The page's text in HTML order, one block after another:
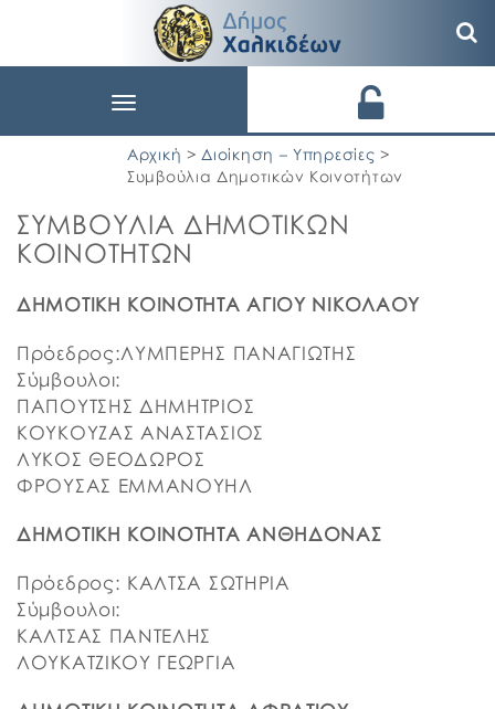
Toggle
Αρχική > Διοίκηση – Υπηρεσίες >
Συμβούλια Δημοτικών Κοινοτήτων
ΣΥΜΒΟΥΛΙΑ ΔΗΜΟΤΙΚΩΝ
ΚΟΙΝΟΤΗΤΩΝ
ΔΗΜΟΤΙΚΗ ΚΟΙΝΟΤΗΤΑ ΑΓΙΟΥ ΝΙΚΟΛΑΟΥ
Πρόεδρος:ΛΥΜΠΕΡΗΣ ΠΑΝΑΓΙΩΤΗΣ
Σύμβουλοι:
ΠΑΠΟΥΤΣΗΣ ΔΗΜΗΤΡΙΟΣ
ΚΟΥΚΟΥΖΑΣ ΑΝΑΣΤΑΣΙΟΣ
ΛΥΚΟΣ ΘΕΟΔΩΡΟΣ
ΦΡΟΥΣΑΣ ΕΜΜΑΝΟΥΗΛ
ΔΗΜΟΤΙΚΗ ΚΟΙΝΟΤΗΤΑ ΑΝΘΗΔΟΝΑΣ
Πρόεδρος: ΚΑΛΤΣΑ ΣΩΤΗΡΙΑ
Σύμβουλοι:
ΚΑΛΤΣΑΣ ΠΑΝΤΕΛΗΣ
ΛΟΥΚΑΤΖΙΚΟΥ ΓΕΩΡΓΙΑ